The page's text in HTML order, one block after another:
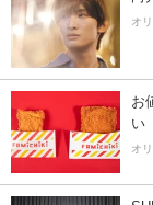
オ
お
い
オ